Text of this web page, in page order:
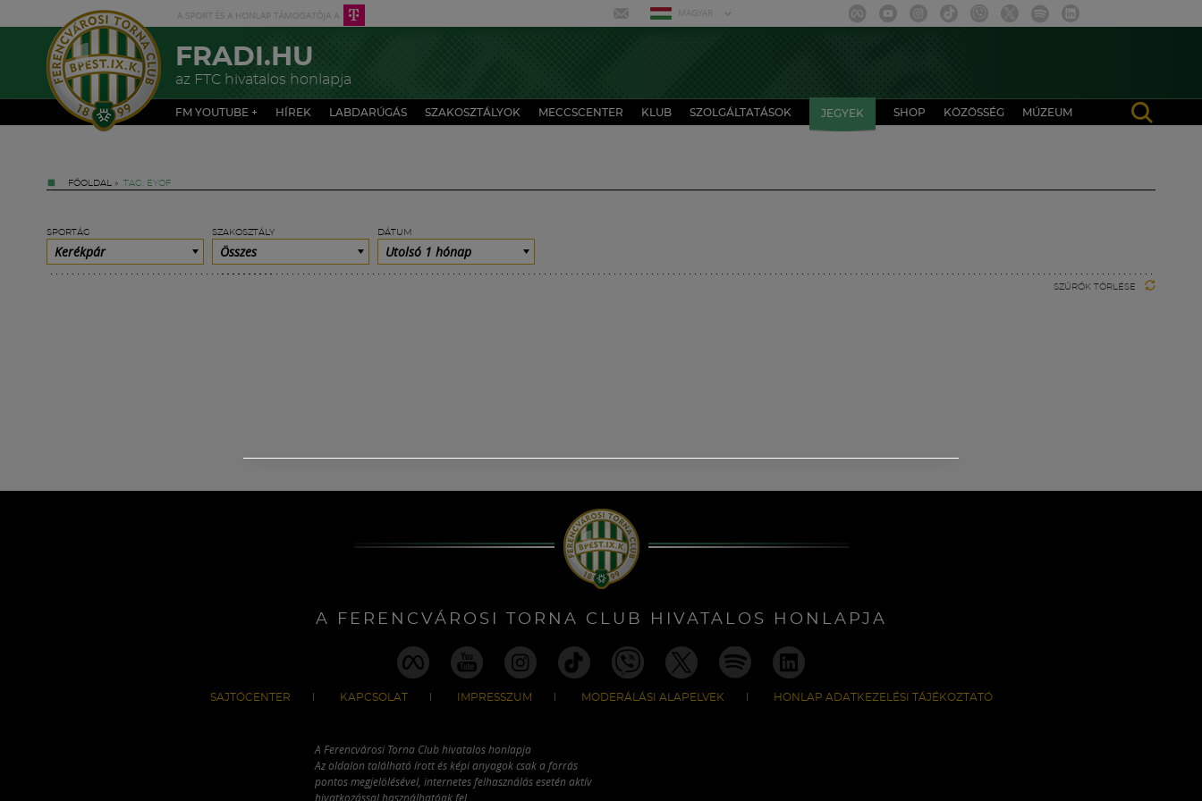
MAGYAR
FRADI.HU
az FTC hivatalos honlapja
FM YOUTUBE + HÍREK LABDARÚGÁS SZAKOSZTÁLYOK MECCSCENTER KLUB SZOLGÁLTATÁSOK JEGYEK SHOP KÖZÖSSÉG MÚZEUM
FŐOLDAL » TAG: EYOF
SPORTÁG
Kerékpár
SZAKOSZTÁLY
Összes
DÁTUM
Utolsó 1 hónap
SZŰRŐK TÖRLÉSE
A FERENCVÁROSI TORNA CLUB HIVATALOS HONLAPJA
SAJTÓCENTER KAPCSOLAT IMPRESSZUM MODERÁLÁSI ALAPELVEK HONLAP ADATKEZELÉSI TÁJÉKOZTATÓ
A Ferencvárosi Torna Club hivatalos honlapja
Az oldalon található írott és képi anyagok csak a forrás
pontos megjelölésével, internetes felhasználás esetén aktív
hivatkozással használhatóak fel.